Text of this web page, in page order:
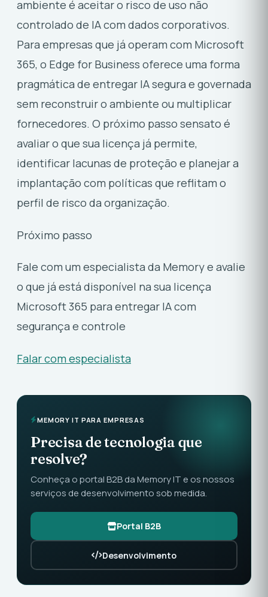
ambiente é aceitar o risco de uso não
controlado de IA com dados corporativos.
Para empresas que já operam com Microsoft
365, o Edge for Business oferece uma forma
pragmática de entregar IA segura e governada
sem reconstruir o ambiente ou multiplicar
fornecedores. O próximo passo sensato é
avaliar o que sua licença já permite,
identificar lacunas de proteção e planejar a
implantação com políticas que reflitam o
perfil de risco da organização.
Próximo passo
Fale com um especialista da Memory e avalie
o que já está disponível na sua licença
Microsoft 365 para entregar IA com
segurança e controle
Falar com especialista
MEMORY IT PARA EMPRESAS
Precisa de tecnologia que
resolve?
Conheça o portal B2B da Memory IT e os nossos
serviços de desenvolvimento sob medida.
Portal B2B
Desenvolvimento